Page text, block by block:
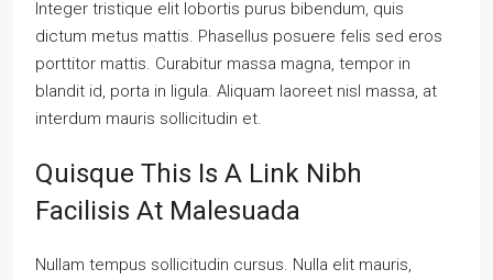
Integer tristique elit lobortis purus bibendum, quis
dictum metus mattis. Phasellus posuere felis sed eros
porttitor mattis. Curabitur massa magna, tempor in
blandit id, porta in ligula. Aliquam laoreet nisl massa, at
interdum mauris sollicitudin et.
Quisque This Is A Link Nibh
Facilisis At Malesuada
Nullam tempus sollicitudin cursus. Nulla elit mauris,